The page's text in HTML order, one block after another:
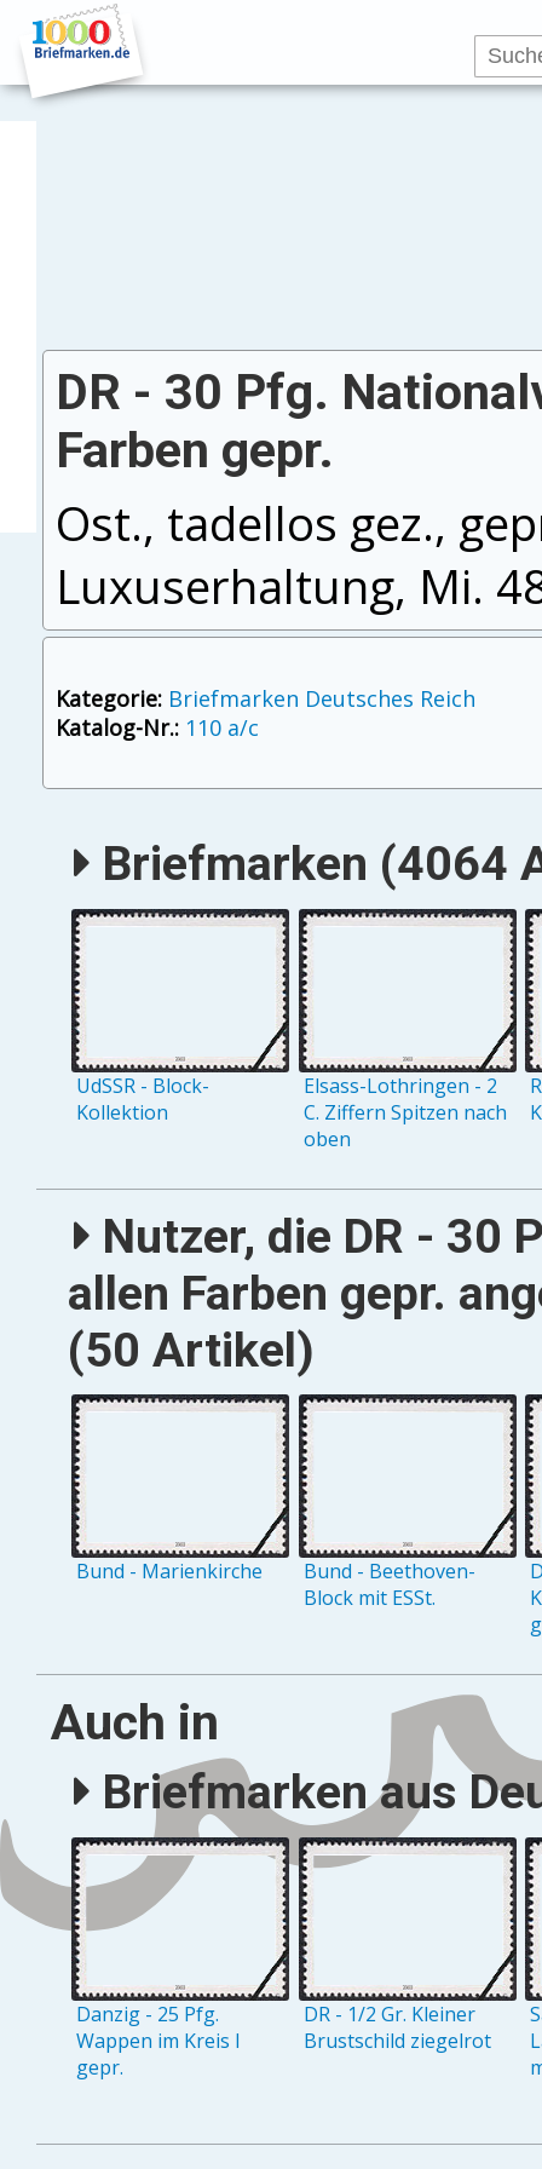
DR - 30 Pfg.
Farben gepr.
Ost., tadellos gez.,
Luxuserhaltung, Mi.
Kategorie: Briefmarken Deutsches Reich
Katalog-Nr.: 110 a/c
Briefmarken (4064
UdSSR - Block-
Kollektion
Elsass-Lothringen - 2
C. Ziffern Spitzen nach
oben
Nutzer, die DR - 30
allen Farben gepr.
(50 Artikel)
Bund - Marienkirche
Bund - Beethoven-
Block mit ESSt.
Auch in
Briefmarken aus
Danzig - 25 Pfg.
Wappen im Kreis I
gepr.
DR - 1/2 Gr. Kleiner
Brustschild ziegelrot